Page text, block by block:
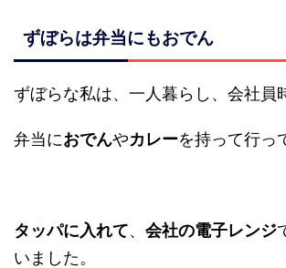
ずぼらは弁当にもおでん
ずぼらな私は、一人暮らし、会社員
弁当におでんやカレーを持って行っ
タッパに入れて、 会社の電子レンジ
いました。